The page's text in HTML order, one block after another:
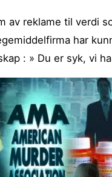
av reklame til verdi
har
: » Du er syk, vi